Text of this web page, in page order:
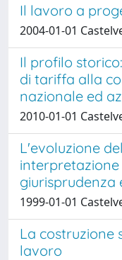
Il lavoro a
2004-01-01
Il profilo
di tariffa alla
nazionale ed
2010-01-01
L'evoluzione
giurisprudenza
1999-01-01
La costruzione
lavoro